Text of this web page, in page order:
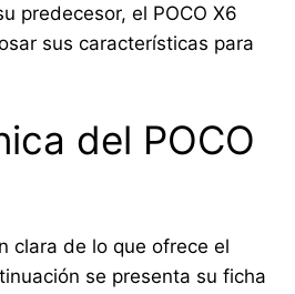
predecesor, el POCO X6
sus características para
del POCO
clara de lo que ofrece el
se presenta su ficha